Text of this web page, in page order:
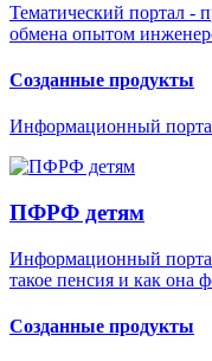
Тематический портал -
обмена опытом
Созданные продукты
Информационный
ПФРФ детям
Информационный
такое пенсия и как она
Созданные продукты